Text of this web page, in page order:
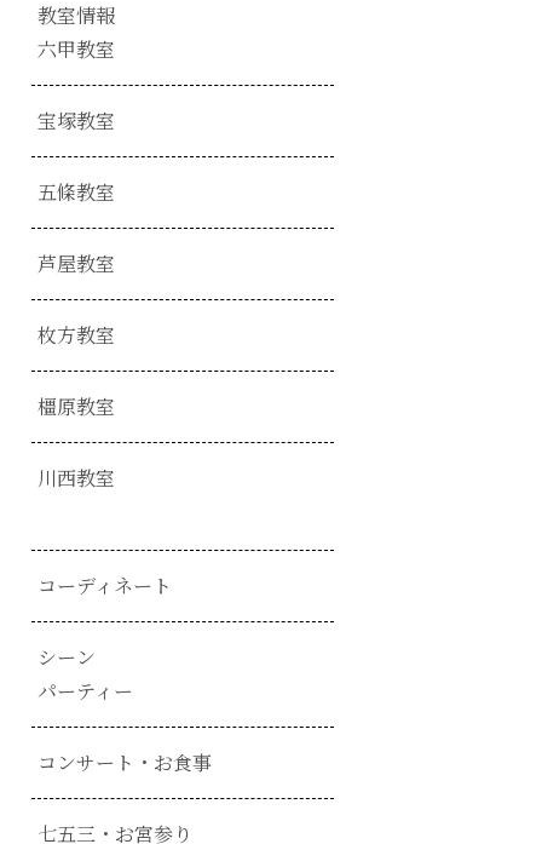
教室情報
六甲教室
宝塚教室
五條教室
芦屋教室
枚方教室
橿原教室
川西教室
コーディネート
シーン
パーティー
コンサート・お食事
七五三・お宮参り